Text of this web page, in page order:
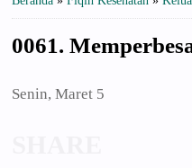
0061.
Senin, Maret 5